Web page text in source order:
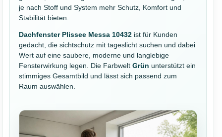
je nach Stoff und System mehr Schutz, Komfort und
Stabilität bieten.
Dachfenster Plissee Messa 10432 ist für Kunden
gedacht, die sichtschutz mit tageslicht suchen und dabei
Wert auf eine saubere, moderne und langlebige
Fensterwirkung legen. Die Farbwelt Grün unterstützt ein
stimmiges Gesamtbild und lässt sich passend zum
Raum auswählen.